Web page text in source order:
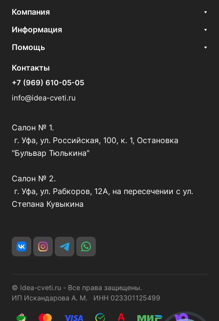
Компания
Информация
Помощь
Контакты
+7 (969) 610-05-05
info@idea-cveti.ru
Салон № 1.
г. Уфа, ул. Российская, 100, к. 1, Остановка
"Бульвар Тюлькина"
Салон № 2.
г. Уфа, ул. Рабкоров, 12А, на пересечении с ул.
Степана Кувыкина
© Idea-cveti.ru - Все права защищены.
ИП Искандарова А. М. ИНН 023301125499